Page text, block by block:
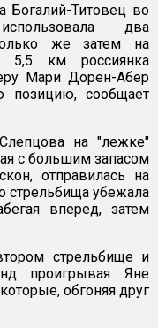
Богалий-Титовец во
два
же затем на
5,5 км россиянка
Мари Дорен-Абер
позицию, сообщает
на "лежке"
с большим запасом
отправилась на
стрельбища убежала
вперед, затем
стрельбище и
проигрывая Яне
обгоняя друг